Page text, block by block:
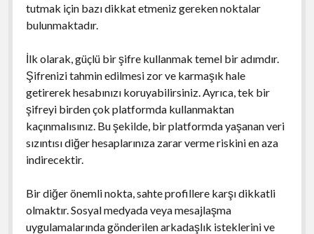
tutmak için bazı dikkat etmeniz gereken noktalar
bulunmaktadır.
İlk olarak, güçlü bir şifre kullanmak temel bir adımdır.
Şifrenizi tahmin edilmesi zor ve karmaşık hale
getirerek hesabınızı koruyabilirsiniz. Ayrıca, tek bir
şifreyi birden çok platformda kullanmaktan
kaçınmalısınız. Bu şekilde, bir platformda yaşanan veri
sızıntısı diğer hesaplarınıza zarar verme riskini en aza
indirecektir.
Bir diğer önemli nokta, sahte profillere karşı dikkatli
olmaktır. Sosyal medyada veya mesajlaşma
uygulamalarında gönderilen arkadaşlık isteklerini ve